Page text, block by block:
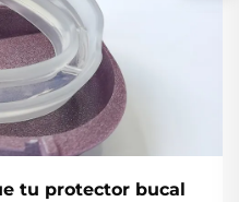
tu protector bucal